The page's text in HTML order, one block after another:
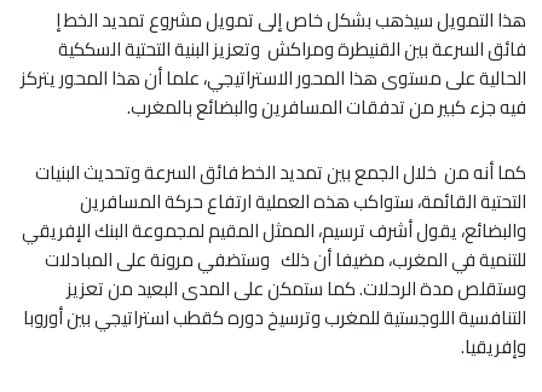
هذا التمويل سيذهب بشكل خاص إلى تمويل مشروع تمديد الخط إ
فائق السرعة بين القنيطرة ومراكش وتعزيز البنية التحتية السككية
الحالية على مستوى هذا المحور الاستراتيجي، علما أن هذا المحور يتركز
فيه جزء كبير من تدفقات المسافرين والبضائع بالمغرب.
كما أنه من خلال الجمع بين تمديد الخط فائق السرعة وتحديث البنيات
التحتية القائمة، ستواكب هذه العملية ارتفاع حركة المسافرين
والبضائع، يقول أشرف ترسيم، الممثل المقيم لمجموعة البنك الإفريقي
للتنمية في المغرب، مضيفا أن ذلك وستضفي مرونة على المبادلات
وستقلص مدة الرحلات. كما ستمكن على المدى البعيد من تعزيز
التنافسية اللوجستية للمغرب وترسيخ دوره كقطب استراتيجي بين أوروبا
وإفريقيا.